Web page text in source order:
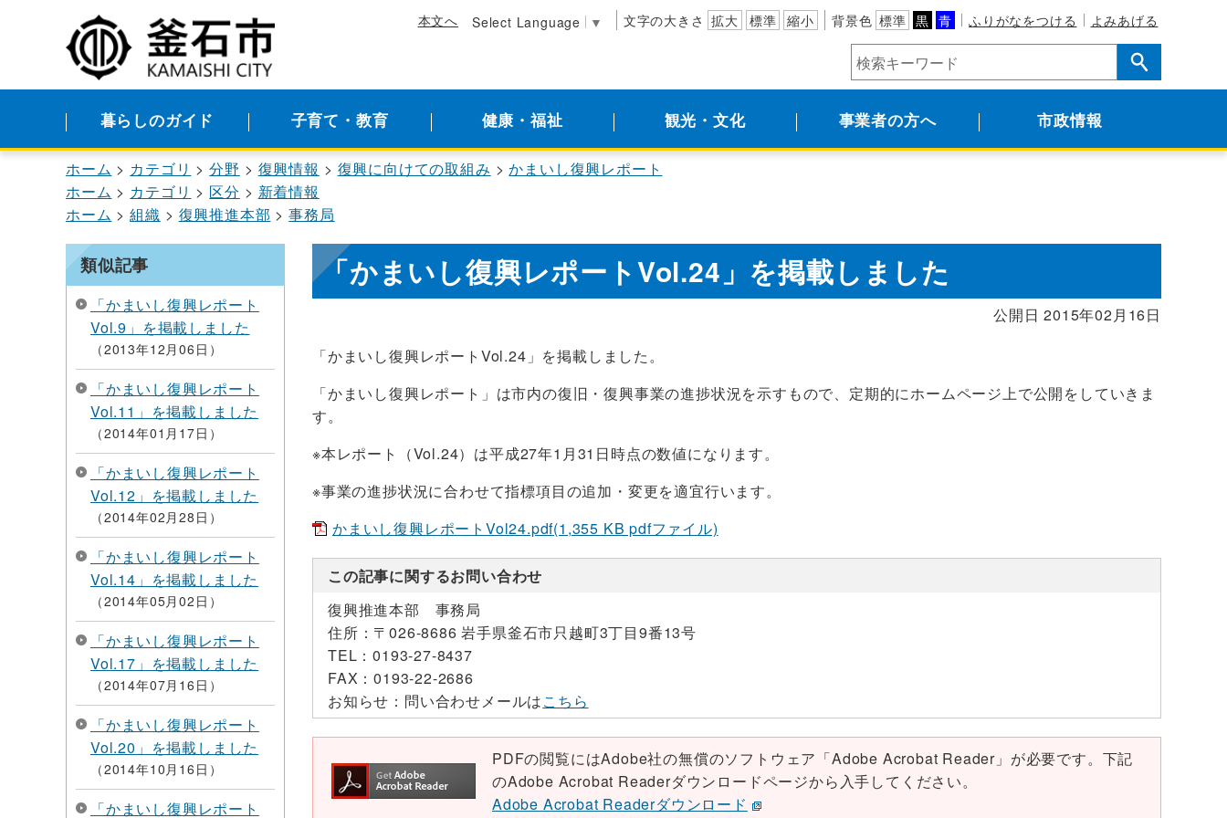
本文へ Select Language ▼ 文字の大きさ 拡大 標準 縮小 背景色 標準 黒 青 ふりがなをつける よみあげる
暮らしのガイド 子育て・教育 健康・福祉 観光・文化 事業者の方へ 市政情報
ホーム カテゴリ 分野 復興情報 復興に向けての取組み
かまいし復興レポート
ホーム
カテゴリ 区分
新着情報
ホーム
組織 復興推進本部 事務局
類似記事
「かまいし復興レポート
Vol.9」を掲載しました
2013年12月06日
「かまいし復興レポート
Vol.11」を掲載しました
2014年01月17日
「かまいし復興レポート
Vol.12」を掲載しました
2014年02月28日
「かまいし復興レポート
Vol.14」を掲載しました
2014年05月02日
「かまいし復興レポート
Vol.17」を掲載しました
2014年07月16日
「かまいし復興レポート
Vol.20」を掲載しました
2014年10月16日
「かまいし復興レポート
「かまいし復興レポートVol.24」を掲載しました
公開日 2015年02月16日
「かまいし復興レポートVol.24」を掲載しました。
「かまいし復興レポート」は市内の復旧・復興事業の進捗状況を示すもので、定期的にホームページ上で公開をしていきま
す。
※本レポート（Vol.24）は平成27年1月31日時点の数値になります。
※事業の進捗状況に合わせて指標項目の追加・変更を適宜行います。
かまいし復興レポートVol24.pdf(1,355 KB pdfファイル)
この記事に関するお問い合わせ
復興推進本部 事務局
住所： 〒026-8686 岩手県釜石市只越町3丁目9番13号
TEL：0193-27-8437
FAX：0193-22-2686
お知らせ： 問い合わせメールはこちら
PDFの閲覧にはAdobe社の無償のソフトウェア「Adobe Acrobat Reader」が必要です。下記
のAdobe Acrobat Readerダウンロードページから入手してください。
Adobe Acrobat Readerダウンロード